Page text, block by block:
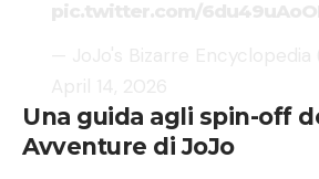
Una guida agli spin-off
Avventure di JoJo